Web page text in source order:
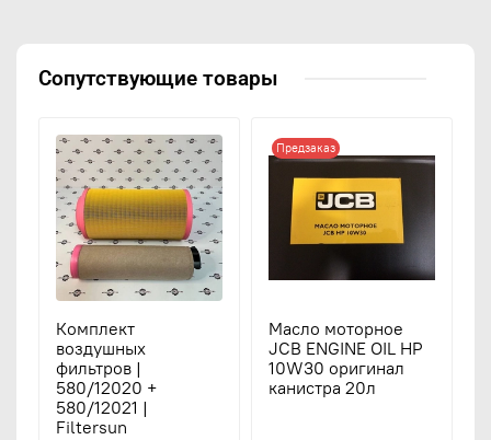
Сопутствующие товары
Комплект
воздушных
фильтров |
580/12020 +
580/12021 |
Filtersun
Предзаказ
Масло моторное
JCB ENGINE OIL HP
10W30 оригинал
канистра 20л